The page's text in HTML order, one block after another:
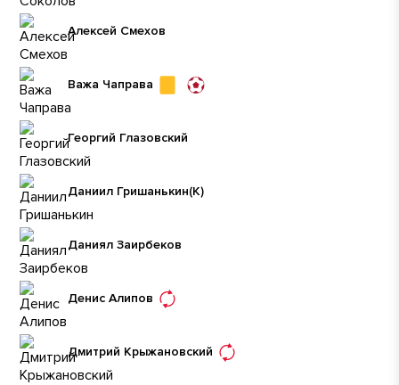
Алексей Смехов
Важа Чаправа
Георгий Глазовский
Даниил Гришанькин(К)
Даниял Заирбеков
Денис Алипов
Дмитрий Крыжановский